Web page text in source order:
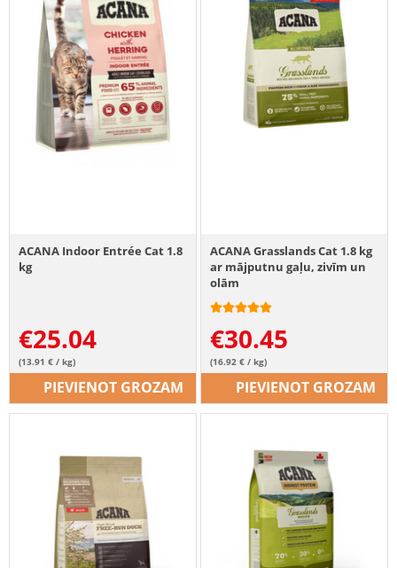
ACANA Indoor Entrée Cat 1.8
kg
€25.04
(13.91 € / kg)
PIEVIENOT GROZAM
ACANA Grasslands Cat 1.8 kg
ar mājputnu gaļu, zivīm un
olām
€30.45
(16.92 € / kg)
PIEVIENOT GROZAM